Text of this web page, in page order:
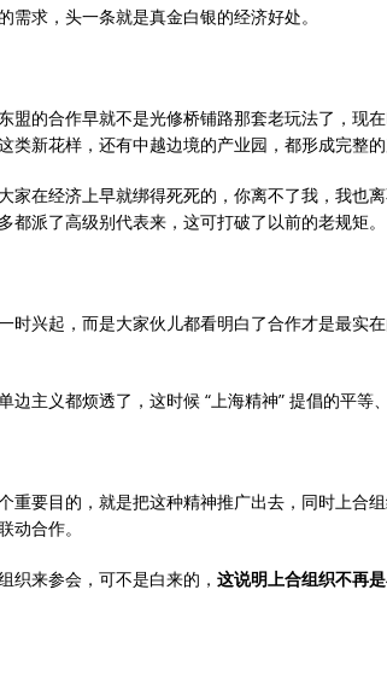
需求，头一条就是真金白银的经济好处。
盟的合作早就不是光修桥铺路那套老玩法了，现在
类新花样，还有中越边境的产业园，都形成完整的
家在经济上早就绑得死死的，你离不了我，我也
都派了高级别代表来，这可打破了以前的老规矩。
时兴起，而是大家伙儿都看明白了合作才是最实在
边主义都烦透了，这时候 “上海精神” 提倡的平等
重要目的，就是把这种精神推广出去，同时上合
动合作。
织来参会，可不是白来的， 这说明上合组织不再